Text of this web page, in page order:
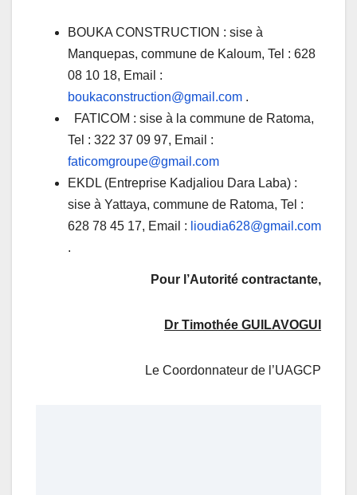
BOUKA CONSTRUCTION : sise à
Manquepas, commune de Kaloum, Tel : 628
08 10 18, Email :
boukaconstruction@gmail.com .
FATICOM : sise à la commune de Ratoma,
Tel : 322 37 09 97, Email :
faticomgroupe@gmail.com
EKDL (Entreprise Kadjaliou Dara Laba) :
sise à Yattaya, commune de Ratoma, Tel :
628 78 45 17, Email : lioudia628@gmail.com
.
Pour l’Autorité contractante,
Dr Timothée GUILAVOGUI
Le Coordonnateur de l’UAGCP